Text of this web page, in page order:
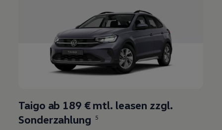
Taigo ab 189 € mtl. leasen zzgl.
Sonderzahlung
5